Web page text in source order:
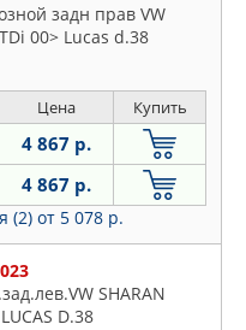
задн прав VW
00> Lucas d.38
Цена Купить
4 867 р.
4 867 р.
(2) от 5 078 р.
SHARAN
D.38